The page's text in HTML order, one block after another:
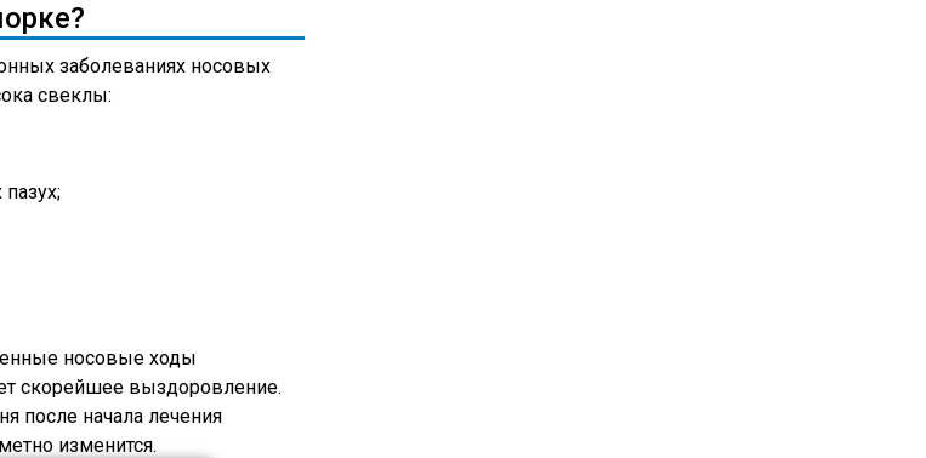
заболеваниях носовых
свеклы:
носовые ходы
скорейшее выздоровление.
после начала лечения
изменится.